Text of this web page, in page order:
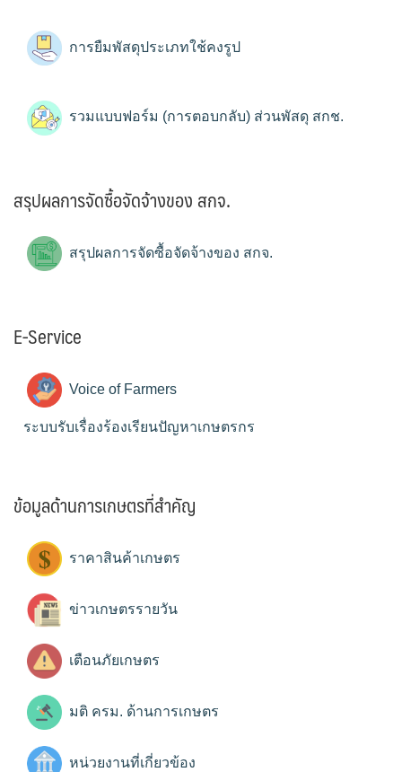
การยืมพัสดุประเภทใช้คงรูป
รวมแบบฟอร์ม (การตอบกลับ) ส่วนพัสดุ สกช.
สรุปผลการจัดซื้อจัดจ้างของ สกจ.
สรุปผลการจัดซื้อจัดจ้างของ สกจ.
E-Service
Voice of Farmers
ระบบรับเรื่องร้องเรียนปัญหาเกษตรกร
ข้อมูลด้านการเกษตรที่สำคัญ
ราคาสินค้าเกษตร
ข่าวเกษตรรายวัน
เตือนภัยเกษตร
มติ ครม. ด้านการเกษตร
หน่วยงานที่เกี่ยวข้อง